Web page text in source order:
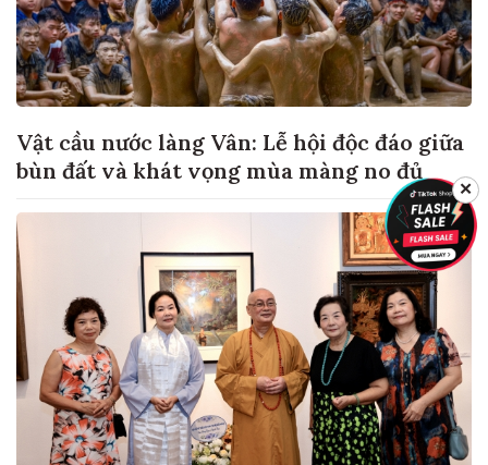
Vật cầu nước làng Vân: Lễ hội độc đáo giữa
bùn đất và khát vọng mùa màng no đủ
✕